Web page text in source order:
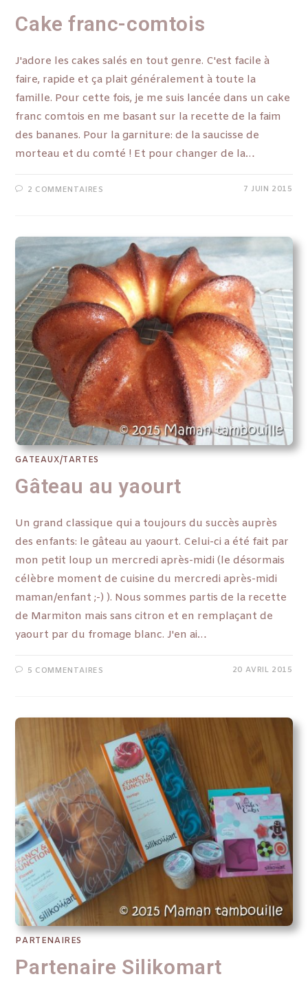
Cake franc-comtois
J'adore les cakes salés en tout genre. C'est facile à
faire, rapide et ça plait généralement à toute la
famille. Pour cette fois, je me suis lancée dans un cake
franc comtois en me basant sur la recette de la faim
des bananes. Pour la garniture: de la saucisse de
morteau et du comté ! Et pour changer de la…
2 COMMENTAIRES 7 JUIN 2015
GATEAUX/TARTES
Gâteau au yaourt
Un grand classique qui a toujours du succès auprès
des enfants: le gâteau au yaourt. Celui-ci a été fait par
mon petit loup un mercredi après-midi (le désormais
célèbre moment de cuisine du mercredi après-midi
maman/enfant ;-) ). Nous sommes partis de la recette
de Marmiton mais sans citron et en remplaçant de
yaourt par du fromage blanc. J'en ai…
5 COMMENTAIRES 20 AVRIL 2015
PARTENAIRES
Partenaire Silikomart